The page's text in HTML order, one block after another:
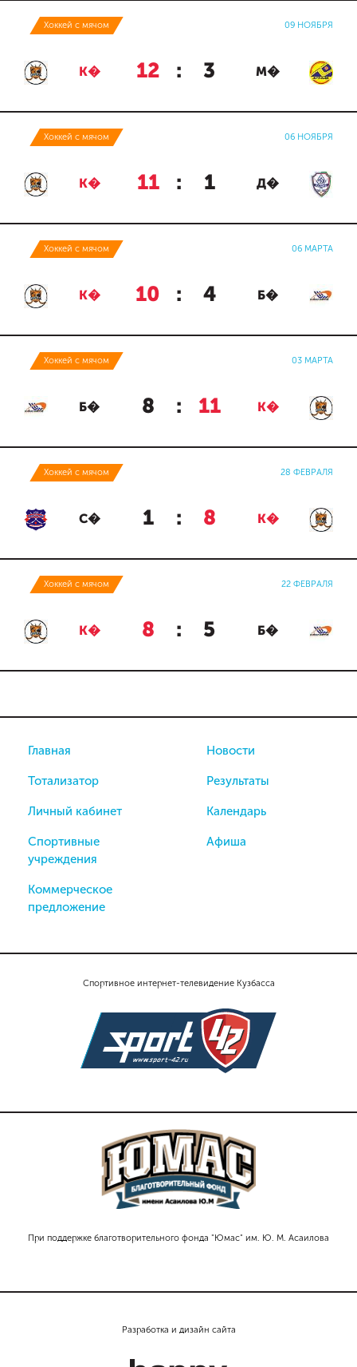
Хоккей с мячом 09 НОЯБРЯ
К� 12 : 3 М�
Хоккей с мячом 06 НОЯБРЯ
К� 11 : 1 Д�
Хоккей с мячом 06 МАРТА
К� 10 : 4 Б�
Хоккей с мячом 03 МАРТА
Б� 8 : 11 К�
Хоккей с мячом 28 ФЕВРАЛЯ
С� 1 : 8 К�
Хоккей с мячом 22 ФЕВРАЛЯ
К� 8 : 5 Б�
Спортивное интернет-телевидение Кузбасса
При поддержке благотворительного фонда "Юмас" им. Ю. М. Асаилова
Главная
Тотализатор
Личный кабинет
Спортивные
учреждения
Коммерческое
предложение
Новости
Результаты
Календарь
Афиша
Разработка и дизайн сайта